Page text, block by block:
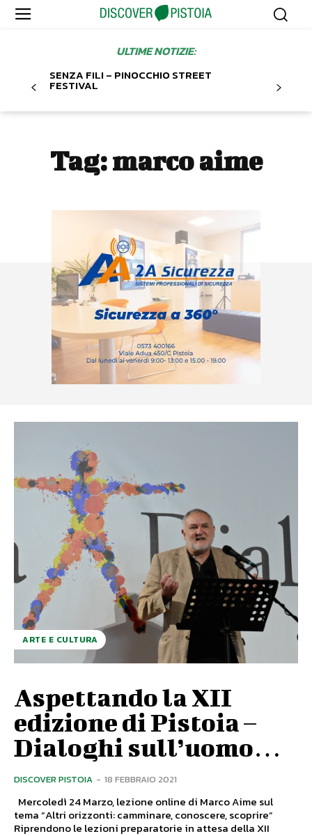
ULTIME NOTIZIE:
SENZA FILI – PINOCCHIO STREET
FESTIVAL
Tag:marco aime
ARTE E CULTURA
Aspettando la XII
edizione di Pistoia –
Dialoghi sull’uomo…
DISCOVER PISTOIA - 18 FEBBRAIO 2021
tema “Altri orizzonti: camminare, conoscere, scoprire”
Riprendono le lezioni preparatorie in attesa della XII